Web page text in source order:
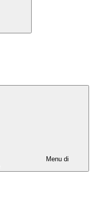
Menu di